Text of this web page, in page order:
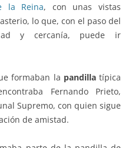
la Reina, con unas vistas
lo que, con el paso del
y cercanía, puede ir
formaban la pandillatípica
Fernando Prieto,
Supremo, con quien sigue
de amistad.